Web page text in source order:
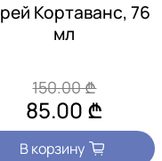
Кортаванс, 76
мл
150.00 ₾
85.00 ₾
В корзину